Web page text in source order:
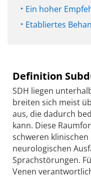
Ein hoher
Etabliertes
Definition
SDH liegen
breiten sich meist
aus, die dadurch
kann. Diese
schweren
neurologischen
Sprachstörungen.
Venen